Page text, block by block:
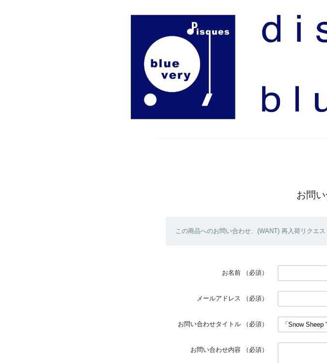
お問
この商品へのお問い合わせ、(WANT) 再入荷リクエ
お名前 （必須）
メールアドレス （必須）
お問い合わせタイトル （必須）
お問い合わせ内容 （必須）